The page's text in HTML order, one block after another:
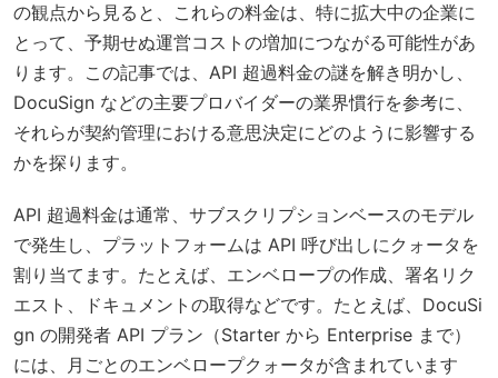
の観点から見ると、これらの料金は、特に拡大中の企業に
とって、予期せぬ運営コストの増加につながる可能性があ
ります。この記事では、API 超過料金の謎を解き明かし、
DocuSign などの主要プロバイダーの業界慣行を参考に、
それらが契約管理における意思決定にどのように影響する
かを探ります。
API 超過料金は通常、サブスクリプションベースのモデル
で発生し、プラットフォームは API 呼び出しにクォータを
割り当てます。たとえば、エンベロープの作成、署名リク
エスト、ドキュメントの取得などです。たとえば、DocuSi
gn の開発者 API プラン（Starter から Enterprise まで）
には、月ごとのエンベロープクォータが含まれています